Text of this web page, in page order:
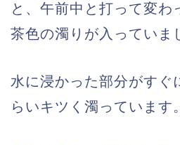
と、午前中と打って変わ
茶色の濁りが入っていま
水に浸かった部分がすぐ
らいキツく濁っています。